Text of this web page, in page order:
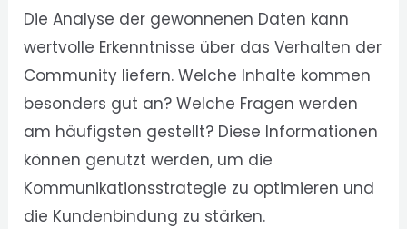
Die Analyse der gewonnenen Daten kann
wertvolle Erkenntnisse über das Verhalten der
Community liefern. Welche Inhalte kommen
besonders gut an? Welche Fragen werden
am häufigsten gestellt? Diese Informationen
können genutzt werden, um die
Kommunikationsstrategie zu optimieren und
die Kundenbindung zu stärken.